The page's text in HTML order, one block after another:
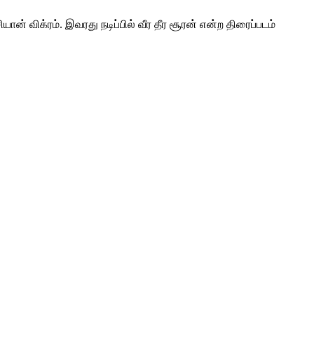
விக்ரம். இவரது நடிப்பில் வீர தீர சூரன் என்ற திரைப்படம்